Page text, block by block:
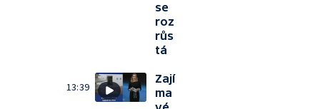
se
roz
růs
tá
13:39
Zají
ma